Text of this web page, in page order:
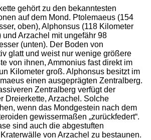
gehört zu den bekanntesten
auf dem Mond. Ptolemaeus (154
oben), Alphonsus (118 Kilometer
und Arzachel mit ungefähr 98
(unten). Der Boden von
glatt und weist nur wenige größere
von ihnen, Ammonius fast direkt im
Kilometer groß. Alphonsus besitzt im
einen ausgeprägten Zentralberg.
Zentralberg verfügt der
Dreierkette, Arzachel. Solche
wenn das Mondgestein nach dem
gewissermaßen „zurückfedert“.
sind auch die abgestuften
von Arzachel zu bestaunen.